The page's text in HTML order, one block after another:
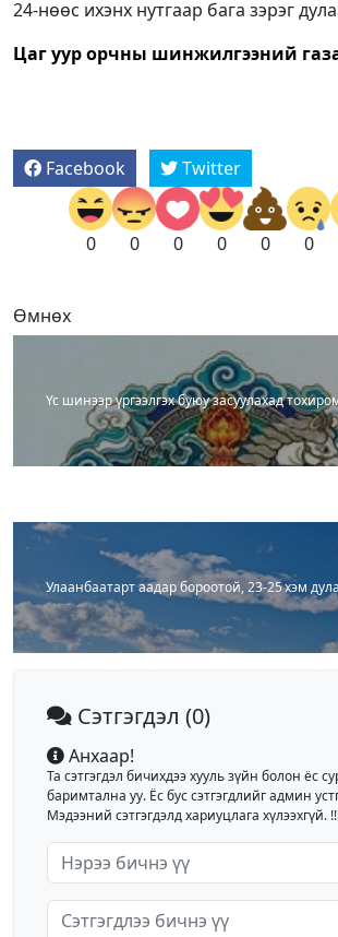
24-нөөс ихэнх нутгаар бага зэрэг
Цаг уур орчны шинжилгээний
Facebook Twitter
0 0 0 0 0 0
Өмнөх
Үс шинээр үргээлгэх буюу засуулахад
Улаанбаатарт аадар бороотой, 23-25 хэм
Сэтгэгдэл (0)
Анхаар!
Та сэтгэгдэл бичихдээ хууль зүйн болон ёс
баримтална уу. Ёс бус сэтгэгдлийг админ
Мэдээний сэтгэгдэлд хариуцлага хүлээхгүй.